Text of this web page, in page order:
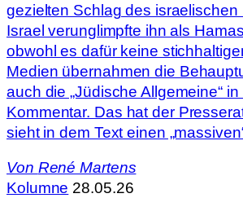
gezielten Schlag des israelischen
Israel verunglimpfte ihn als
obwohl es dafür keine
Medien übernahmen die
auch die „Jüdische Allgemeine“ in
Kommentar. Das hat der
sieht in dem Text einen
Von René Martens
Kolumne 28.05.26